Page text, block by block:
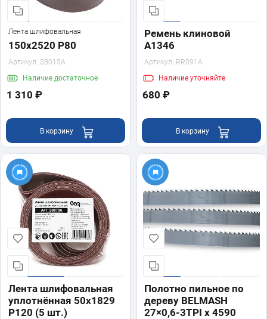
Лента шлифовальная
150х2520 P80
Артикул: SB015A
Наличие достаточное
1 310 ₽
В корзину
Ремень клиновой
A1346
Артикул: RR091A
Наличие уточняйте
680 ₽
В корзину
Лента шлифовальная
уплотнённая 50х1829
P120 (5 шт.)
Полотно пильное по
дереву BELMASH
27×0,6-3TPI x 4590